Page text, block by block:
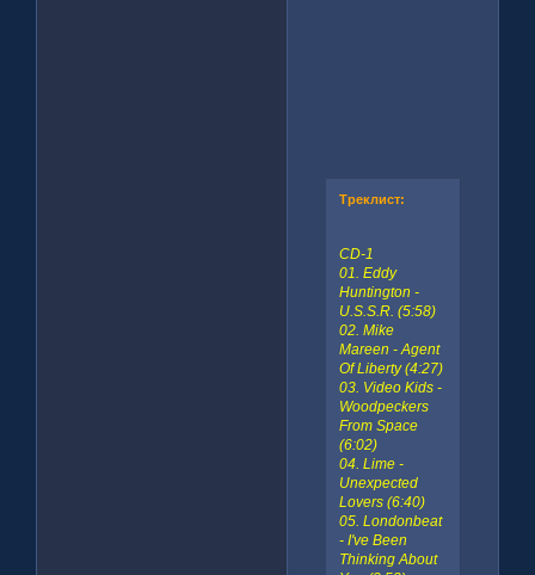
Треклист:
CD-1
01. Eddy
Huntington -
U.S.S.R. (5:58)
02. Mike
Mareen - Agent
Of Liberty (4:27)
03. Video Kids -
Woodpeckers
From Space
(6:02)
04. Lime -
Unexpected
Lovers (6:40)
05. Londonbeat
- I've Been
Thinking About